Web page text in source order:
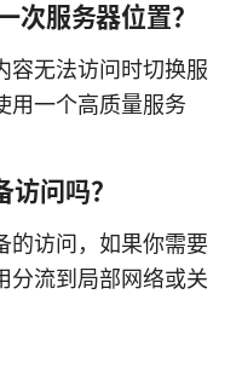
次服务器位置？
容无法访问时切换服
用一个高质量服务
问吗？
的访问，如果你需要
分流到局部网络或关